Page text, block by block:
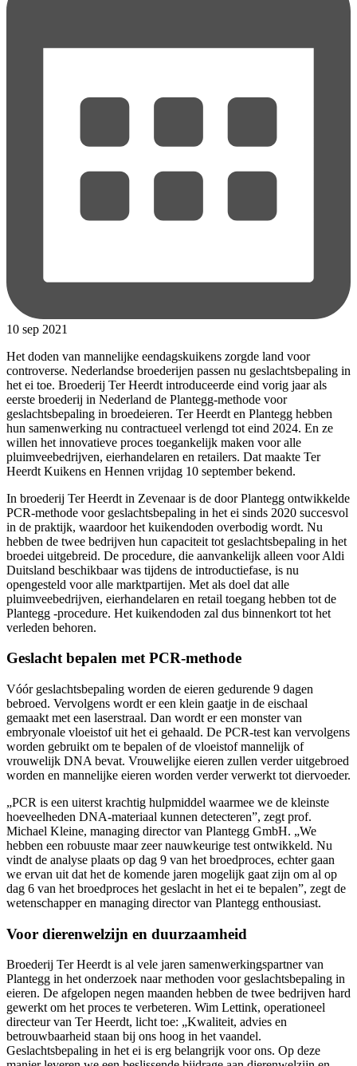
10 sep 2021
Het doden van mannelijke eendagskuikens zorgde land voor
controverse. Nederlandse broederijen passen nu geslachtsbepaling in
het ei toe. Broederij Ter Heerdt introduceerde eind vorig jaar als
eerste broederij in Nederland de Plantegg-methode voor
geslachtsbepaling in broedeieren. Ter Heerdt en Plantegg hebben
hun samenwerking nu contractueel verlengd tot eind 2024. En ze
willen het innovatieve proces toegankelijk maken voor alle
pluimveebedrijven, eierhandelaren en retailers. Dat maakte Ter
Heerdt Kuikens en Hennen vrijdag 10 september bekend.
In broederij Ter Heerdt in Zevenaar is de door Plantegg ontwikkelde
PCR-methode voor geslachtsbepaling in het ei sinds 2020 succesvol
in de praktijk, waardoor het kuikendoden overbodig wordt. Nu
hebben de twee bedrijven hun capaciteit tot geslachtsbepaling in het
broedei uitgebreid. De procedure, die aanvankelijk alleen voor Aldi
Duitsland beschikbaar was tijdens de introductiefase, is nu
opengesteld voor alle marktpartijen. Met als doel dat alle
pluimveebedrijven, eierhandelaren en retail toegang hebben tot de
Plantegg -procedure. Het kuikendoden zal dus binnenkort tot het
verleden behoren.
Geslacht bepalen met PCR-methode
Vóór geslachtsbepaling worden de eieren gedurende 9 dagen
bebroed. Vervolgens wordt er een klein gaatje in de eischaal
gemaakt met een laserstraal. Dan wordt er een monster van
embryonale vloeistof uit het ei gehaald. De PCR-test kan vervolgens
worden gebruikt om te bepalen of de vloeistof mannelijk of
vrouwelijk DNA bevat. Vrouwelijke eieren zullen verder uitgebroed
worden en mannelijke eieren worden verder verwerkt tot diervoeder.
„PCR is een uiterst krachtig hulpmiddel waarmee we de kleinste
hoeveelheden DNA-materiaal kunnen detecteren”, zegt prof.
Michael Kleine, managing director van Plantegg GmbH. „We
hebben een robuuste maar zeer nauwkeurige test ontwikkeld. Nu
vindt de analyse plaats op dag 9 van het broedproces, echter gaan
we ervan uit dat het de komende jaren mogelijk gaat zijn om al op
dag 6 van het broedproces het geslacht in het ei te bepalen”, zegt de
wetenschapper en managing director van Plantegg enthousiast.
Voor dierenwelzijn en duurzaamheid
Broederij Ter Heerdt is al vele jaren samenwerkingspartner van
Plantegg in het onderzoek naar methoden voor geslachtsbepaling in
eieren. De afgelopen negen maanden hebben de twee bedrijven hard
gewerkt om het proces te verbeteren. Wim Lettink, operationeel
directeur van Ter Heerdt, licht toe: „Kwaliteit, advies en
betrouwbaarheid staan bij ons hoog in het vaandel.
Geslachtsbepaling in het ei is erg belangrijk voor ons. Op deze